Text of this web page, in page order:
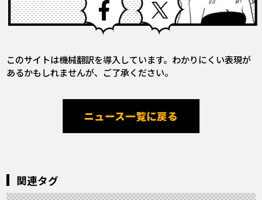
このサイトは機械翻訳を導入しています。わかりにくい表現が
あるかもしれませんが、ご了承ください。
ニュース一覧に戻る
関連タグ